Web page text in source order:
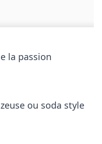
la passion
ou soda style